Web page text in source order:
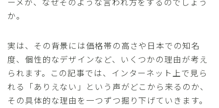
か。
実は、その背景には価格帯の高さや日本での知名
度、個性的なデザインなど、いくつかの理由が考え
られます。この記事では、インターネット上で見ら
れる「ありえない」という声がどこから来るのか、
その具体的な理由を一つずつ掘り下げていきます。